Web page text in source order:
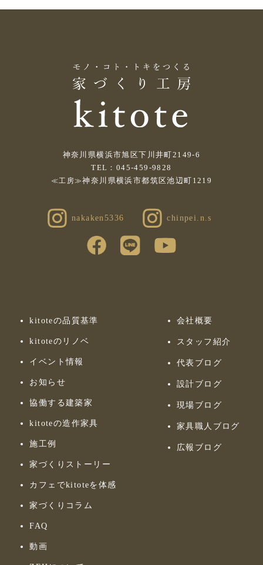
神奈川県横浜市旭区下川井町2149-6
TEL：045-459-9828
≪工房≫神奈川県横浜市都筑区池辺町1219
nakaken5336 chinpei.n.s
kitoteの品質基準
kitoteのリノベ
イベント情報
お知らせ
協働する建築家
kitoteの造作家具
施工例
家づくりストーリー
カフェでkitoteを体感
家づくりコラム
FAQ
動画
会社概要
スタッフ紹介
代表ブログ
設計ブログ
現場ブログ
家具職人ブログ
広報ブログ